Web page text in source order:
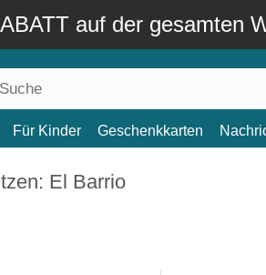
auf der gesamten
Für Kinder Geschenkkarten
El Barrio